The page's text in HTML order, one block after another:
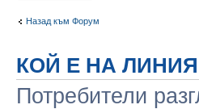
Назад към Форум
КОЙ Е НА ЛИНИЯ
Потребители